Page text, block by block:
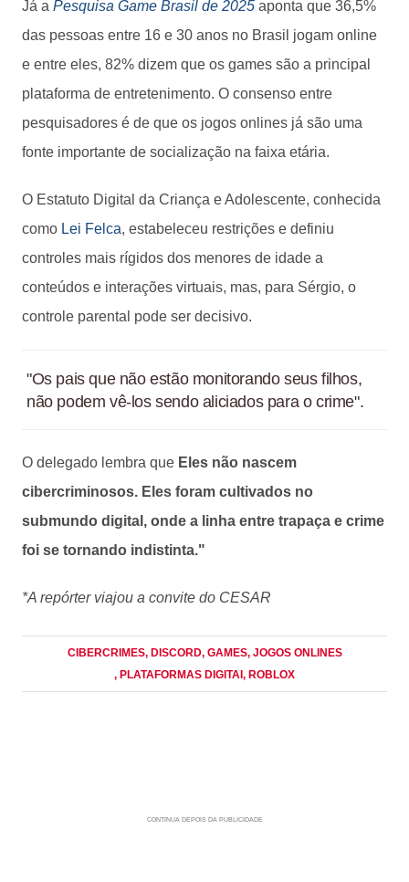
Já a Pesquisa Game Brasil de 2025 aponta que 36,5%
das pessoas entre 16 e 30 anos no Brasil jogam online
e entre eles, 82% dizem que os games são a principal
plataforma de entretenimento. O consenso entre
pesquisadores é de que os jogos onlines já são uma
fonte importante de socialização na faixa etária.
O Estatuto Digital da Criança e Adolescente, conhecida
como Lei Felca, estabeleceu restrições e definiu
controles mais rígidos dos menores de idade a
conteúdos e interações virtuais, mas, para Sérgio, o
controle parental pode ser decisivo.
"Os pais que não estão monitorando seus filhos,
não podem vê-los sendo aliciados para o crime".
O delegado lembra que Eles não nascem
cibercriminosos. Eles foram cultivados no
submundo digital, onde a linha entre trapaça e crime
foi se tornando indistinta."
*A repórter viajou a convite do CESAR
CIBERCRIMES, DISCORD, GAMES, JOGOS ONLINES
, PLATAFORMAS DIGITAI, ROBLOX